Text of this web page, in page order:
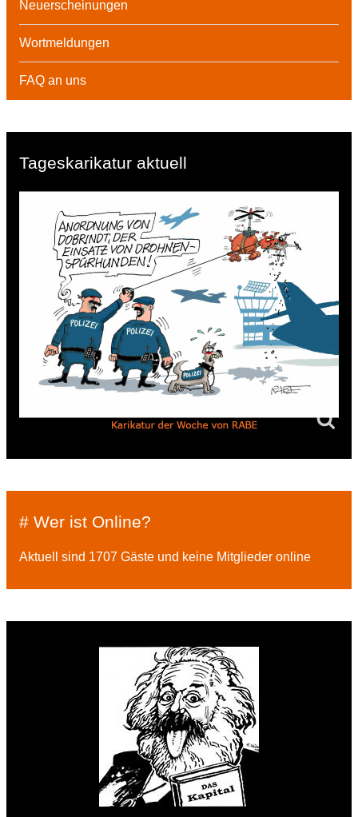
Neuerscheinungen
Wortmeldungen
FAQ an uns
Tageskarikatur aktuell
# Wer ist Online?
Aktuell sind 1707 Gäste und keine Mitglieder online